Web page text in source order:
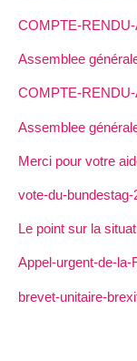
COMPTE-
Assemblee
COMPTE-
Assemblee
Merci pour votre
vote-du-bundestag-
Le point sur la
Appel-urgent-de-la-
brevet-unitaire-